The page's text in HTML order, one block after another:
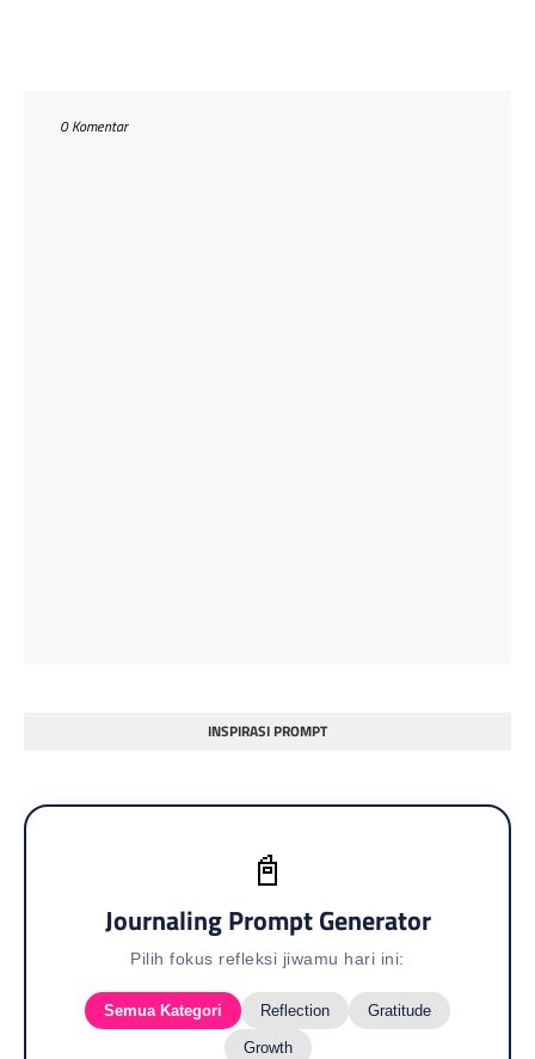
0 Komentar
INSPIRASI PROMPT
📓
Journaling Prompt Generator
Pilih fokus refleksi jiwamu hari ini:
Semua Kategori Reflection Gratitude
Growth